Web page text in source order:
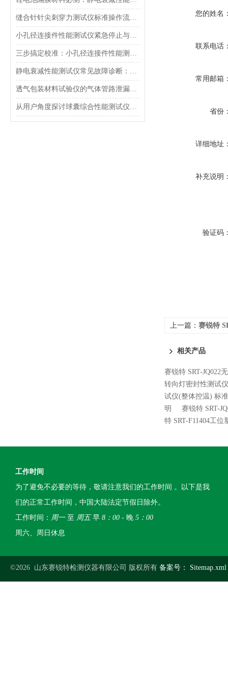
缝合针针尖刺穿力测试仪标准操作流程（SOP）及实验员培训要点
小孔径连接件性能测试仪紧急停止与异常状态下的安全复位操作
三步搞定校准：小孔径连接件性能测试仪的每日开机自检流程详解
静电衰减性能测试仪常见故障诊断：充电不稳定与电位漂移排查
透气包装材料试验仪的气体管路泄漏防护与废气排放系统详解
从用户角度探讨球囊综合性能测试仪的故障问题
您的姓名
联系电话
常用邮箱
省份
详细地址
补充说明
验证码
上一篇： 赛锐特
相关产品
赛锐特 SRT-JQ022
转向灯密封性测试
试仪(整体控温) 标准
明
赛锐特 SRT-
特 SRT-F11404工
工作时间
为了避免不必要的等待，敬请注意我们的工作时间 。以下是我
们的正常工作时间，中国大陆法定节假日除外。
工作时间： 周一至 周五早 8：00 - 晚 5：00
周六、周日休息
©2026 山东赛锐特检测仪器有限公司 版权所有 备案号： Sitemap.xml